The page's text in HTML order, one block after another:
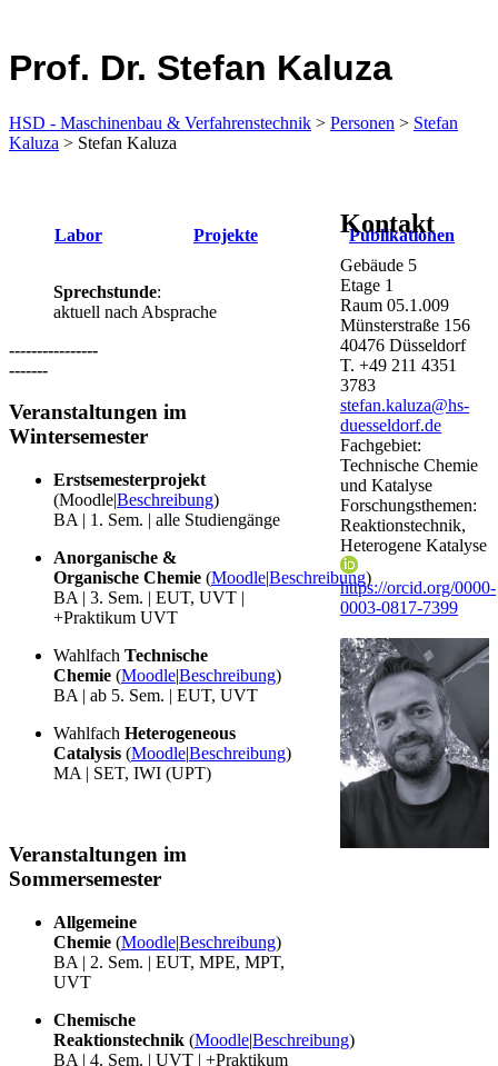
Prof. Dr. Stefan Kaluza
HSD - Maschinenbau & Verfahrenstechnik > Personen > Stefan
Kaluza > Stefan Kaluza
Labor​ Projekte Publikationen
​Sprechstunde:
aktuell nach Absprache
----------------
-------
Veranstaltungen im
Wintersemester
Erstsemesterprojekt
(Moodle|Beschreibung)
BA | 1. Sem. | alle Studiengänge
Anorganische &
Organische Chemie (Moodle|Beschreibung)
BA | 3. Sem. | EUT, UVT |
+Praktikum UVT
Wahlfach Technische
Chemie (Moodle|Beschreibung)
BA | ab 5. Sem. | EUT, UVT
Wahlfach Heterogeneous
Catalysis (Moodle|Beschreibung)
MA | SET, IWI (UPT)
Veranstaltungen im
Sommersemester
Allgemeine
Chemie (Moodle|Beschreibung)
BA | 2. Sem. | EUT, MPE, MPT,
UVT
Chemische
Reaktionstechnik (Moodle|Beschreibung)
BA | 4. Sem. | UVT | +Praktikum
Kontakt
Gebäude 5
Etage 1
Raum05.1.009
Münsterstraße 156
40476Düsseldorf
T.+49 211 4351
3783
stefan.kaluza@hs-
duesseldorf.de
Fachgebiet:
Technische Chemie
und Katalyse
Forschungsthemen:
Reaktionstechnik,
Heterogene Katalyse
https://orcid.org/0000-
0003-0817-7399